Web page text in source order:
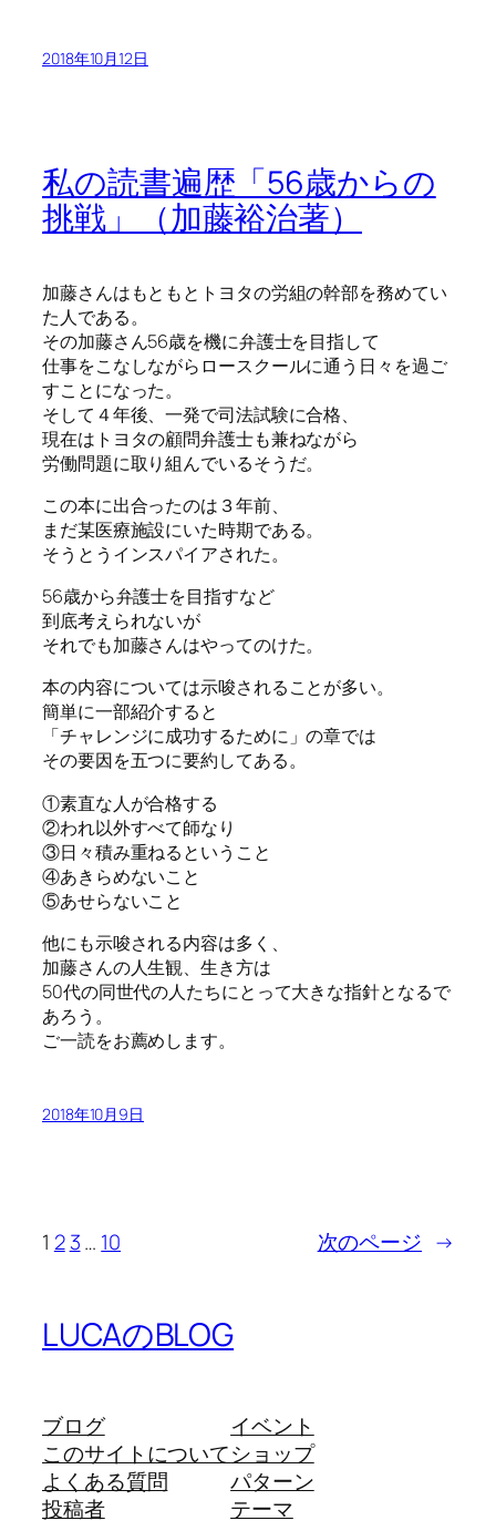
2018年10月12日
私の読書遍歴「56歳からの
挑戦」（加藤裕治著）
加藤さんはもともとトヨタの労組の幹部を務めてい
た人である。
その加藤さん56歳を機に弁護士を目指して
仕事をこなしながらロースクールに通う日々を過ご
すことになった。
そして４年後、一発で司法試験に合格、
現在はトヨタの顧問弁護士も兼ねながら
労働問題に取り組んでいるそうだ。
この本に出合ったのは３年前、
まだ某医療施設にいた時期である。
そうとうインスパイアされた。
56歳から弁護士を目指すなど
到底考えられないが
それでも加藤さんはやってのけた。
本の内容については示唆されることが多い。
簡単に一部紹介すると
「チャレンジに成功するために」の章では
その要因を五つに要約してある。
①素直な人が合格する
②われ以外すべて師なり
③日々積み重ねるということ
④あきらめないこと
⑤あせらないこと
他にも示唆される内容は多く、
加藤さんの人生観、生き方は
50代の同世代の人たちにとって大きな指針となるで
あろう。
ご一読をお薦めします。
2018年10月9日
1 2 3… 10 次のページ →
LUCAのBLOG
ブログ
このサイトについて
よくある質問
投稿者
イベント
ショップ
パターン
テーマ